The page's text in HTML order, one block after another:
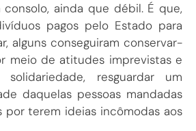
consolo, ainda que débil. É que,
pagos pelo Estado para
alguns conseguiram conservar-
meio de atitudes imprevistas e
solidariedade, resguardar um
daquelas pessoas mandadas
por terem ideias incômodas aos